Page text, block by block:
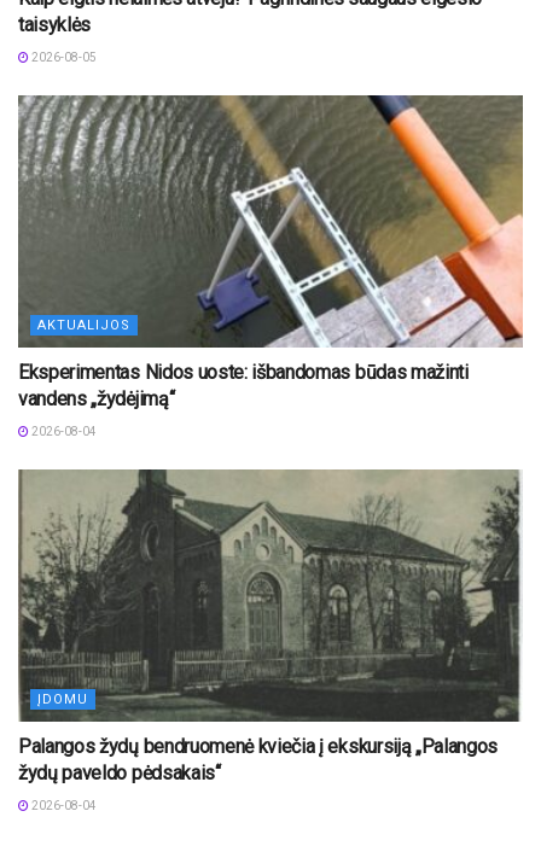
taisyklės
2026-08-05
AKTUALIJOS
Eksperimentas Nidos uoste: išbandomas būdas mažinti
vandens „žydėjimą“
2026-08-04
ĮDOMU
Palangos žydų bendruomenė kviečia į ekskursiją „Palangos
žydų paveldo pėdsakais“
2026-08-04